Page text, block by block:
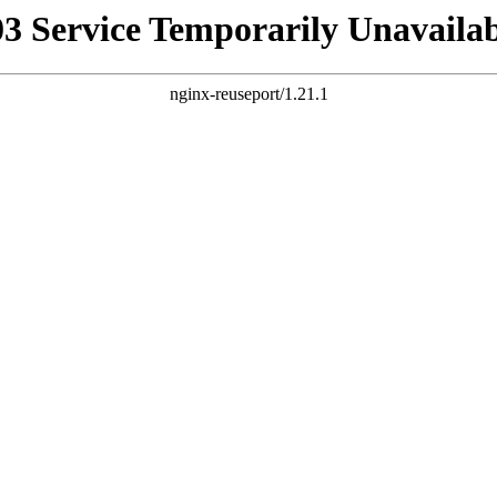
Service Temporarily
nginx-reuseport/1.21.1